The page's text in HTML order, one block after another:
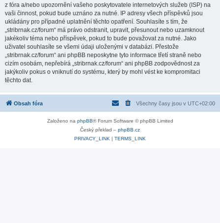
z fóra a/nebo upozornění vašeho poskytovatele internetových služeb (ISP) na
vaši činnost, pokud bude uznáno za nutné. IP adresy všech příspěvků jsou
ukládány pro případné uplatnění těchto opatření. Souhlasíte s tím, že
„stribrnak.cz/forum“ má právo odstranit, upravit, přesunout nebo uzamknout
jakékoliv téma nebo příspěvek, pokud to bude považovat za nutné. Jako
uživatel souhlasíte se všemi údaji uloženými v databázi. Přestože
„stribrnak.cz/forum“ ani phpBB neposkytne tyto informace třetí straně nebo
cizím osobám, nepřebírá „stribrnak.cz/forum“ ani phpBB zodpovědnost za
jakýkoliv pokus o vniknutí do systému, který by mohl vést ke kompromitaci
těchto dat.
Obsah fóra Všechny časy jsou v UTC+02:00
Založeno na phpBB® Forum Software © phpBB Limited
Český překlad – phpBB.cz
PRIVACY_LINK | TERMS_LINK